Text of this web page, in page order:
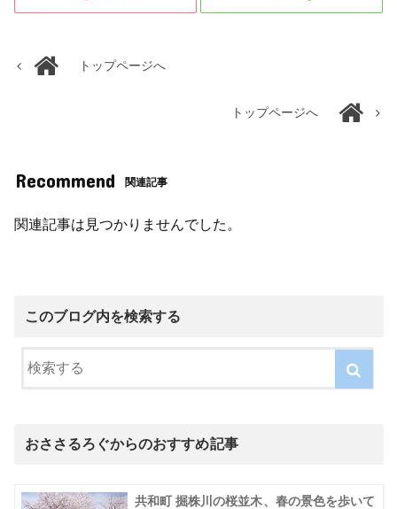
トップページへ
トップページへ
Recommend 関連記事
関連記事は見つかりませんでした。
このブログ内を検索する
おささるろぐからのおすすめ記事
共和町 掘株川の桜並木、春の景色を歩いて